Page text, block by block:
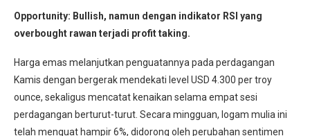
Opportunity: Bullish, namun dengan indikator RSI yang
overbought rawan terjadi profit taking.
Harga emas melanjutkan penguatannya pada perdagangan
Kamis dengan bergerak mendekati level USD 4.300 per troy
ounce, sekaligus mencatat kenaikan selama empat sesi
perdagangan berturut-turut. Secara mingguan, logam mulia ini
telah menguat hampir 6%, didorong oleh perubahan sentimen